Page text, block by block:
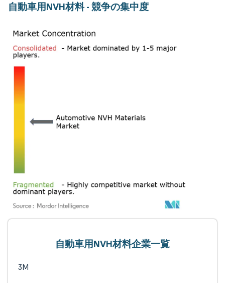
自動車用NVH材料 - 競争の集中度
自動車用NVH材料企業一覧
3M